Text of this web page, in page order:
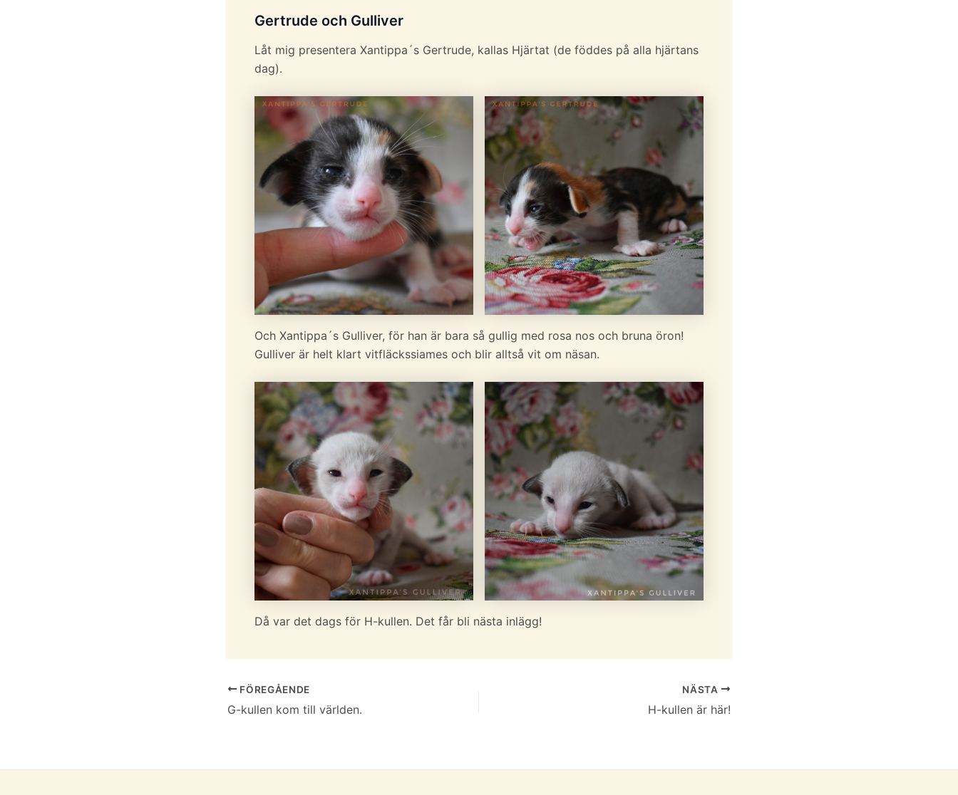
Gertrude och Gulliver
Låt mig presentera Xantippa´s Gertrude, kallas Hjärtat (de föddes på alla hjärtans
dag).
Och Xantippa´s Gulliver, för han är bara så gullig med rosa nos och bruna öron!
Gulliver är helt klart vitfläckssiames och blir alltså vit om näsan.
Då var det dags för H-kullen. Det får bli nästa inlägg!
Inläggsnavigering
FÖREGÅENDE
G-kullen kom till världen.
NÄSTA
H-kullen är här!